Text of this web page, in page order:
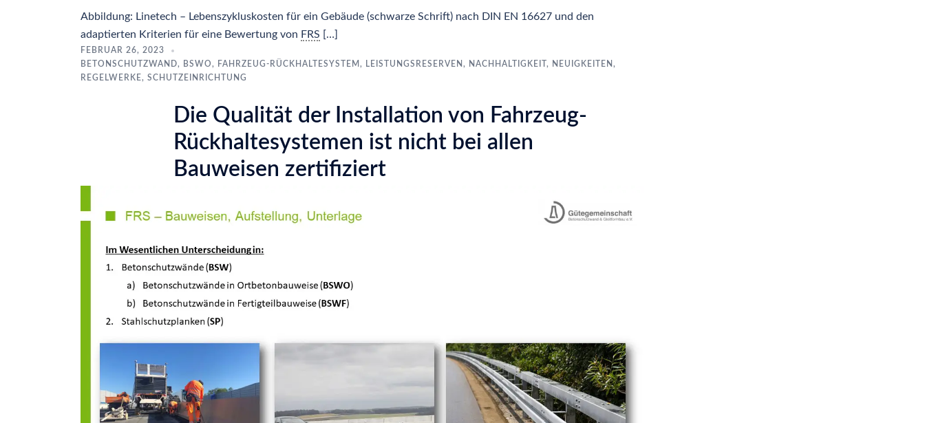
Abbildung: Linetech – Lebenszykluskosten für ein Gebäude (schwarze Schrift) nach DIN EN 16627 und den
adaptierten Kriterien für eine Bewertung von FRS […]
FEBRUAR 26, 2023
BETONSCHUTZWAND, BSWO, FAHRZEUG-RÜCKHALTESYSTEM , LEISTUNGSRESERVEN , NACHHALTIGKEIT , NEUIGKEITEN ,
REGELWERKE, SCHUTZEINRICHTUNG
Die Qualität der Installation von Fahrzeug-
Rückhaltesystemen ist nicht bei allen
Bauweisen zertifiziert